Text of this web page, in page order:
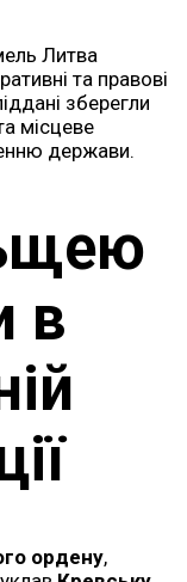
Литва
та правові
зберегли
місцеве
держави.
в
ордену,